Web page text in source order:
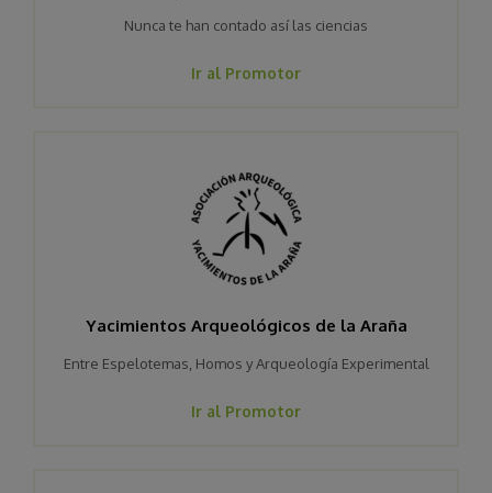
Nunca te han contado así las ciencias
Ir al Promotor
Yacimientos Arqueológicos de la Araña
Entre Espelotemas, Homos y Arqueología Experimental
Ir al Promotor